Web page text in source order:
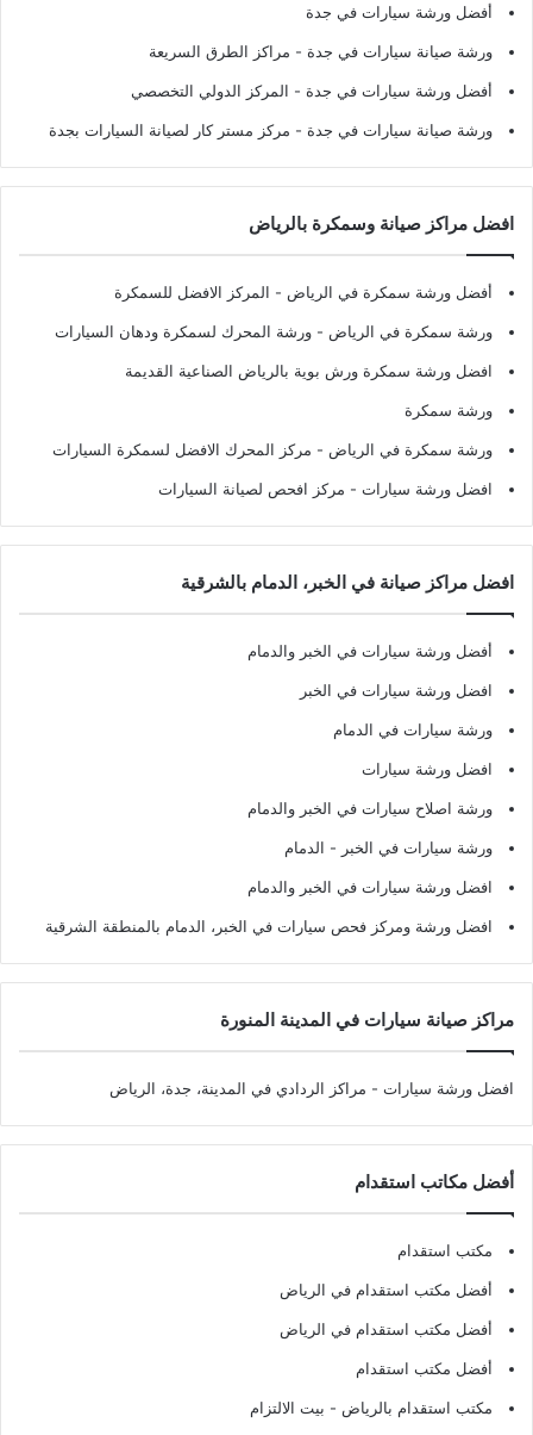
أفضل ورشة سيارات في جدة
ورشة صيانة سيارات في جدة - مراكز الطرق السريعة
أفضل ورشة سيارات في جدة - المركز الدولي التخصصي
ورشة صيانة سيارات في جدة - مركز مستر كار لصيانة السيارات بجدة
افضل مراكز صيانة وسمكرة بالرياض
أفضل ورشة سمكرة في الرياض - المركز الافضل للسمكرة
ورشة سمكرة في الرياض - ورشة المحرك لسمكرة ودهان السيارات
افضل ورشة سمكرة ورش بوية بالرياض الصناعية القديمة
ورشة سمكرة
ورشة سمكرة في الرياض - مركز المحرك الافضل لسمكرة السيارات
افضل ورشة سيارات - مركز افحص لصيانة السيارات
افضل مراكز صيانة في الخبر، الدمام بالشرقية
أفضل ورشة سيارات في الخبر والدمام
افضل ورشة سيارات في الخبر
ورشة سيارات في الدمام
افضل ورشة سيارات
ورشة اصلاح سيارات في الخبر والدمام
ورشة سيارات في الخبر - الدمام
افضل ورشة سيارات في الخبر والدمام
افضل ورشة ومركز فحص سيارات في الخبر، الدمام بالمنطقة الشرقية
مراكز صيانة سيارات في المدينة المنورة
افضل ورشة سيارات - مراكز الردادي في المدينة، جدة، الرياض
أفضل مكاتب استقدام
مكتب استقدام
أفضل مكتب استقدام في الرياض
أفضل مكتب استقدام في الرياض
أفضل مكتب استقدام
مكتب استقدام بالرياض - بيت الالتزام